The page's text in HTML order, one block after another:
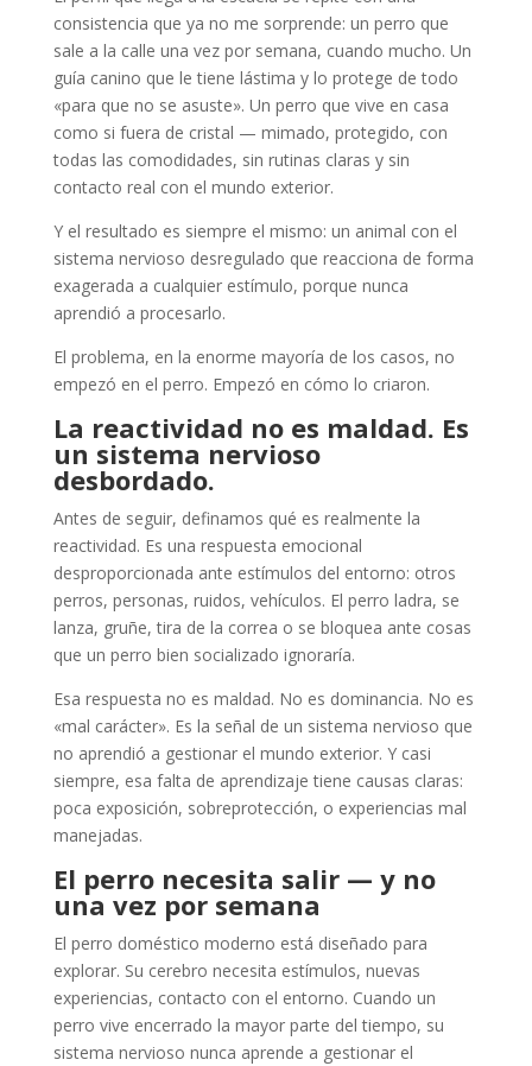
consistencia que ya no me sorprende: un perro que
sale a la calle una vez por semana, cuando mucho. Un
guía canino que le tiene lástima y lo protege de todo
«para que no se asuste». Un perro que vive en casa
como si fuera de cristal — mimado, protegido, con
todas las comodidades, sin rutinas claras y sin
contacto real con el mundo exterior.
Y el resultado es siempre el mismo: un animal con el
sistema nervioso desregulado que reacciona de forma
exagerada a cualquier estímulo, porque nunca
aprendió a procesarlo.
El problema, en la enorme mayoría de los casos, no
empezó en el perro. Empezó en cómo lo criaron.
La reactividad no es maldad. Es
un sistema nervioso
desbordado.
Antes de seguir, definamos qué es realmente la
reactividad. Es una respuesta emocional
desproporcionada ante estímulos del entorno: otros
perros, personas, ruidos, vehículos. El perro ladra, se
lanza, gruñe, tira de la correa o se bloquea ante cosas
que un perro bien socializado ignoraría.
Esa respuesta no es maldad. No es dominancia. No es
«mal carácter». Es la señal de un sistema nervioso que
no aprendió a gestionar el mundo exterior. Y casi
siempre, esa falta de aprendizaje tiene causas claras:
poca exposición, sobreprotección, o experiencias mal
manejadas.
El perro necesita salir — y no
una vez por semana
El perro doméstico moderno está diseñado para
explorar. Su cerebro necesita estímulos, nuevas
experiencias, contacto con el entorno. Cuando un
perro vive encerrado la mayor parte del tiempo, su
sistema nervioso nunca aprende a gestionar el